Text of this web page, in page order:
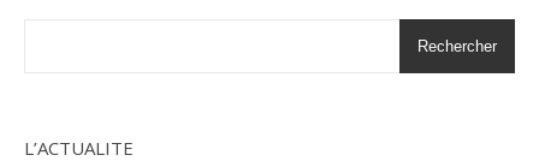
Rechercher
L’ACTUALITE